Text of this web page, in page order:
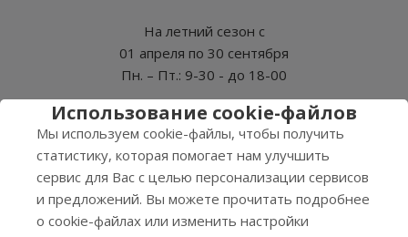
Использование cookie-файлов
Мы используем cookie-файлы, чтобы получить
статистику, которая помогает нам улучшить
сервис для Вас с целью персонализации сервисов
и предложений. Вы можете прочитать подробнее
о cookie-файлах или изменить настройки
На летний сезон с
01 апреля по 30 сентября
Пн. – Пт.: 9-30 - до 18-00
СБ, ВС - Выходные
2026 © Нэро